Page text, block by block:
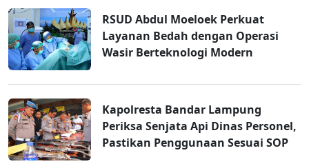
RSUD Abdul Moeloek Perkuat
Layanan Bedah dengan Operasi
Wasir Berteknologi Modern
Kapolresta Bandar Lampung
Periksa Senjata Api Dinas Personel,
Pastikan Penggunaan Sesuai SOP